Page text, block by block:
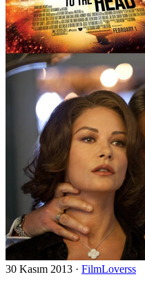
30 Kasım 2013 · FilmLoverss